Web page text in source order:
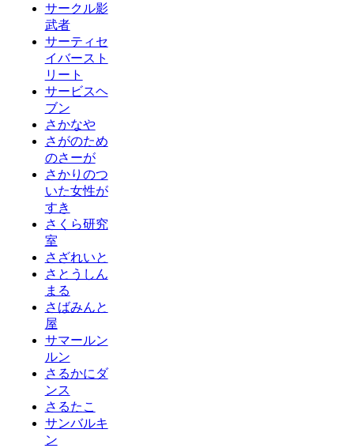
サークル影
武者
サーティセ
イバースト
リート
サービスヘ
ブン
さかなや
さがのため
のさーが
さかりのつ
いた女性が
すき
さくら研究
室
さざれいと
さとうしん
まる
さばみんと
屋
サマールン
ルン
さるかにダ
ンス
さるたこ
サンバルキ
ン